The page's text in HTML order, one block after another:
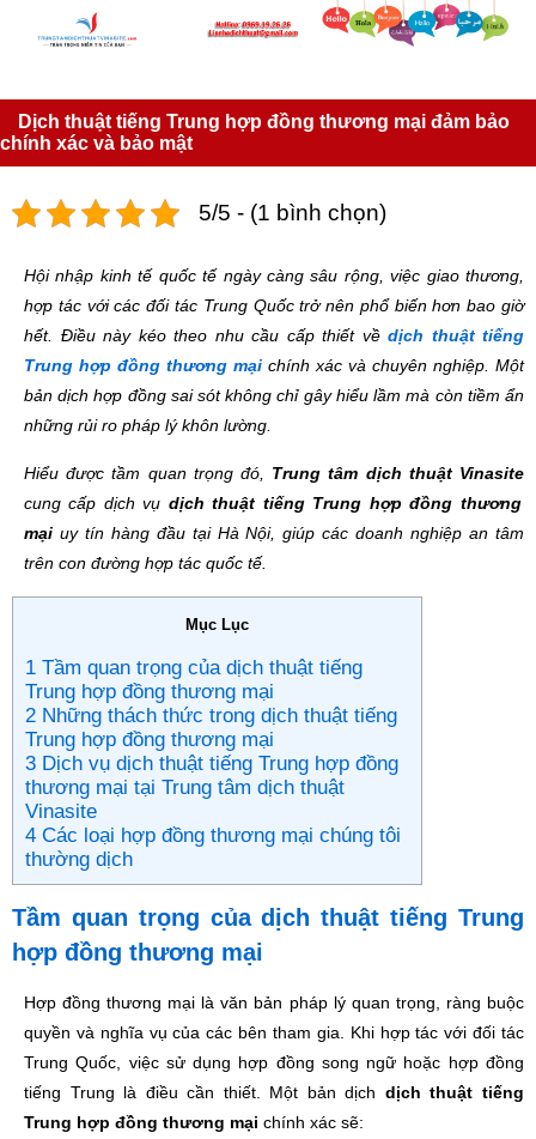
Dịch thuật tiếng Trung hợp đồng thương mại đảm bảo
chính xác và bảo mật
5/5 - (1 bình chọn)
Hội nhập kinh tế quốc tế ngày càng sâu rộng, việc giao thương,
hợp tác với các đối tác Trung Quốc trở nên phổ biến hơn bao giờ
hết. Điều này kéo theo nhu cầu cấp thiết về dịch thuật tiếng
Trung hợp đồng thương mại chính xác và chuyên nghiệp. Một
bản dịch hợp đồng sai sót không chỉ gây hiểu lầm mà còn tiềm ẩn
những rủi ro pháp lý khôn lường.
Hiểu được tầm quan trọng đó,
Trung tâm dịch thuật Vinasite
cung cấp dịch vụ dịch thuật tiếng Trung hợp đồng thương
mại uy tín hàng đầu tại Hà Nội, giúp các doanh nghiệp an tâm
trên con đường hợp tác quốc tế.
Mục Lục
1 Tầm quan trọng của dịch thuật tiếng
Trung hợp đồng thương mại
2 Những thách thức trong dịch thuật tiếng
Trung hợp đồng thương mại
3 Dịch vụ dịch thuật tiếng Trung hợp đồng
thương mại tại Trung tâm dịch thuật
Vinasite
4 Các loại hợp đồng thương mại chúng tôi
thường dịch
Tầm quan trọng của dịch thuật tiếng Trung
hợp đồng thương mại
Hợp đồng thương mại là văn bản pháp lý quan trọng, ràng buộc
quyền và nghĩa vụ của các bên tham gia. Khi hợp tác với đối tác
Trung Quốc, việc sử dụng hợp đồng song ngữ hoặc hợp đồng
tiếng Trung là điều cần thiết. Một bản dịch dịch thuật tiếng
Trung hợp đồng thương mại chính xác sẽ: